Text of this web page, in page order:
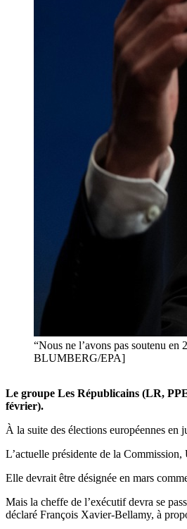
“Nous ne l’avons pas soutenu
BLUMBERG/EPA]
Le groupe Les Républicains (LR,
février).
À la suite des élections européennes en
L’actuelle présidente de la
Elle devrait être désignée en mars
Mais la cheffe de l’exécutif devra se
déclaré François Xavier-Bellamy, à